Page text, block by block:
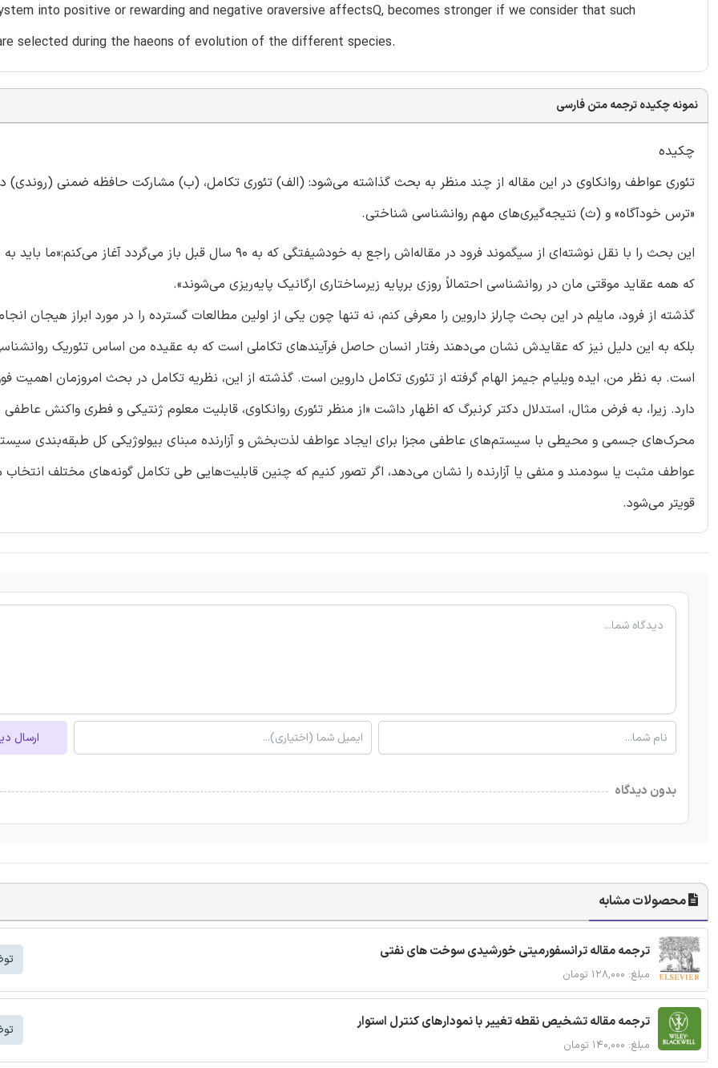
into positive or rewarding and negative oraversive affectsQ, becomes stronger if we consider that such
selected during the haeons of evolution of the different species.
نمونه چکیده ترجمه متن فارسی
چکیده
تئوری عواطف روانکاوی در این مقاله از چند منظر به بحث گذاشته می‌شود: (الف) تئوری تکامل، (ب) مشارکت حافظه ضمنی (روندی)
«ترس خودآگاه» و (ث) نتیجه‌گیری‌های مهم روانشناسی شناختی.
این بحث را با نقل نوشته‌ای از سیگموند فرود در مقاله‌اش راجع به خودشیفتگی که به ۹۰ سال قبل باز می‌گردد آغاز
که همه عقاید موقتی مان در روانشناسی احتمالاً روزی برپایه زیرساختاری ارگانیک پایه‌ریزی می‌شوند».
بلکه به این دلیل نیز که عقایدش نشان می‌دهند رفتار انسان حاصل فرآیندهای تکاملی است که به عقیده من اساس تئوریک
است. به نظر من، ایده ویلیام جیمز الهام گرفته از تئوری تکامل داروین است. گذشته از این، نظریه تکامل در بحث امروزمان اهمیت
دارد. زیرا، به فرض مثال، استدلال دکتر کرنبرگ که اظهار داشت «از منظر تئوری روانکاوی، قابلیت معلوم ژنتیکی و فطری واکنش عاطفی
محرک‌های جسمی و محیطی با سیستم‌های عاطفی مجزا برای ایجاد عواطف لذت‌بخش و آزارنده مبنای بیولوژیکی کل طبقه‌بندی
عواطف مثبت یا سودمند و منفی یا آزارنده را نشان می‌دهد، اگر تصور کنیم که چنین قابلیت‌هایی طی تکامل گونه‌های مختلف انتخاب
قویتر می‌شود.
ارسال
بدون دیدگاه
محصولات مشابه
ترجمه مقاله ترانسفورمیتی خورشیدی سوخت های نفتی
مبلغ: ۱۲۸,۰۰۰ تومان
ترجمه مقاله تشخیص نقطه تغییر با نمودارهای کنترل استوار
مبلغ: ۱۴۰,۰۰۰ تومان